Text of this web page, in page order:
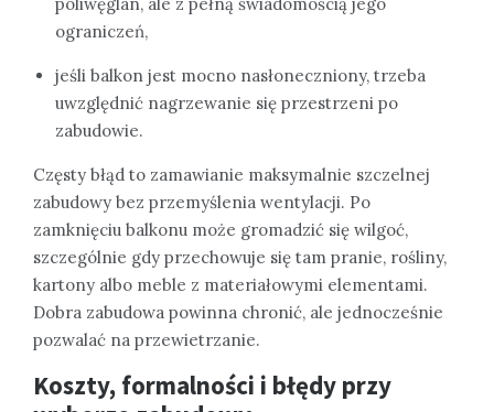
ograniczeń,
jeśli balkon jest mocno nasłoneczniony, trzeba
uwzględnić nagrzewanie się przestrzeni po
zabudowie.
Częsty błąd to zamawianie maksymalnie szczelnej
zabudowy bez przemyślenia wentylacji. Po
zamknięciu balkonu może gromadzić się wilgoć,
szczególnie gdy przechowuje się tam pranie, rośliny,
kartony albo meble z materiałowymi elementami.
Dobra zabudowa powinna chronić, ale jednocześnie
pozwalać na przewietrzanie.
Koszty, formalności i błędy przy